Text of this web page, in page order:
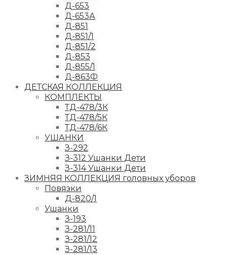
Д-653
Д-653А
Д-851
Д-851/1
Д-851/2
Д-853
Д-855/1
Д-863Ф
ДЕТСКАЯ КОЛЛЕКЦИЯ
КОМПЛЕКТЫ
ТД-478/3К
ТД-478/5К
ТД-478/6К
УШАНКИ
З-292
З-312 Ушанки Дети
З-314 Ушанки Дети
ЗИМНЯЯ КОЛЛЕКЦИЯ головных уборов
Повязки
Д-820/1
Ушанки
З-193
З-281/11
З-281/12
З-281/13